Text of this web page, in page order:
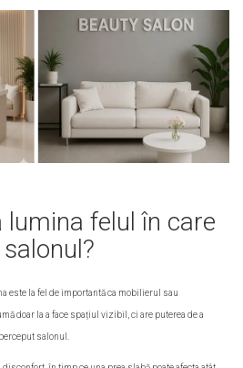
felul în care
este la fel de importantă ca mobilierul sau
doar la a face spațiul vizibil, ci are puterea de a
salonul.